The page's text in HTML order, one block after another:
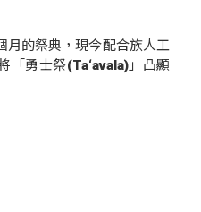
月的祭典，現今配合族人工
「勇士祭(Ta‘avala)」凸顯